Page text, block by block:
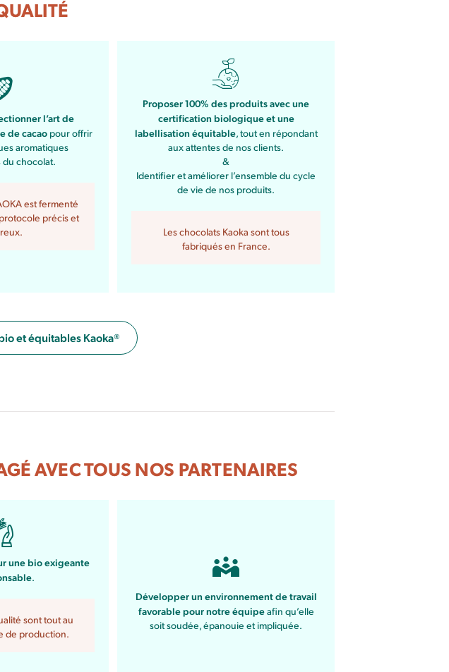
l’art de
de cacaopour offrir
aromatiques
chocolat.
est fermenté
précis et
Proposer 100% des produits avec une
certification biologique et une
labellisation équitable, tout en répondant
aux attentes de nos clients.
&
Identifier et améliorer l’ensemble du cycle
de vie de nos produits.
Les chocolats Kaoka sont tous
fabriqués en France.
et équitables Kaoka®
AVEC TOUS NOS PARTENAIRES
une bio exigeante
.
sont tout au
de production.
Développer un environnement de travail
favorable pour notre équipeafin qu’elle
soit soudée, épanouie et impliquée.